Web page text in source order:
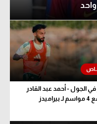
في الجول - أحمد عبد القادر